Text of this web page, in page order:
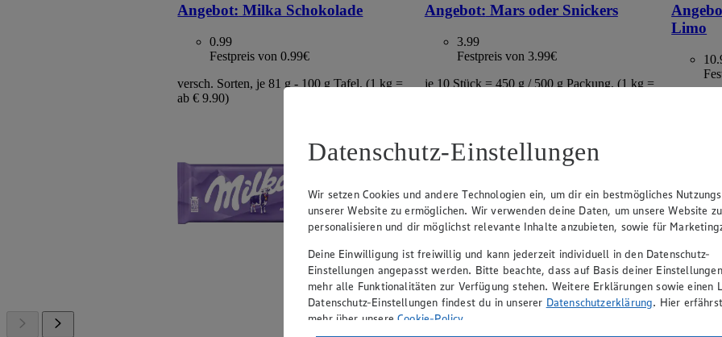
Angebot: Milka Schokolade
0.99
Festpreis von 0.99€
versch. Sorten, je 81 g - 100 g Tafel, (1 kg =
ab € 9.90)
Angebot: Mars oder Snickers
3.99
Festpreis von 3.99€
je 10 Stück = 450 g / 500 g Packung, (1 kg =
Limo
Kasten
Datenschutz-Einstellungen
Wir setzen Cookies und andere Technologien ein, um dir ein bestmögliches
unserer Website zu ermöglichen. Wir verwenden deine Daten, um unsere Website zu
personalisieren und dir möglichst relevante Inhalte anzubieten, sowie für
Deine Einwilligung ist freiwillig und kann jederzeit individuell in den Datenschutz-
Einstellungen angepasst werden. Bitte beachte, dass auf Basis deiner
mehr alle Funktionalitäten zur Verfügung stehen. Weitere Erklärungen sowie einen
Datenschutz-Einstellungen findest du in unserer Datenschutzerklärung. Hier
mehr über unsereCookie-Policy.